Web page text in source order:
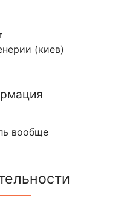
(киев)
вообще